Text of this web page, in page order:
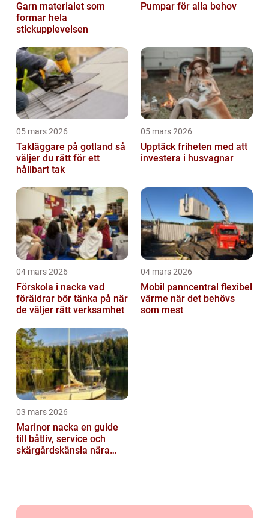
Garn materialet som
formar hela
stickupplevelsen
Pumpar för alla behov
05 mars 2026
Takläggare på gotland så
väljer du rätt för ett
hållbart tak
05 mars 2026
Upptäck friheten med att
investera i husvagnar
04 mars 2026
Förskola i nacka vad
föräldrar bör tänka på när
de väljer rätt verksamhet
04 mars 2026
Mobil panncentral flexibel
värme när det behövs
som mest
03 mars 2026
Marinor nacka en guide
till båtliv, service och
skärgårdskänsla nära